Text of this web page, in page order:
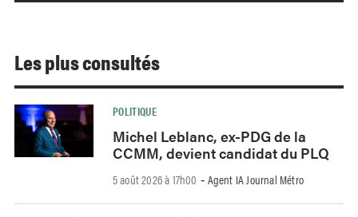
Les plus consultés
POLITIQUE
Michel Leblanc, ex-PDG de la
CCMM, devient candidat du PLQ
5 août 2026 à 17h00 - Agent IA Journal Métro